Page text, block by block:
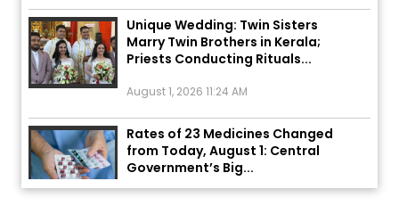
Unique Wedding: Twin Sisters
Marry Twin Brothers in Kerala;
Priests Conducting Rituals...
Rates of 23 Medicines Changed
from Today, August 1: Central
Government’s Big...
August 1, 2026 11:23 AM